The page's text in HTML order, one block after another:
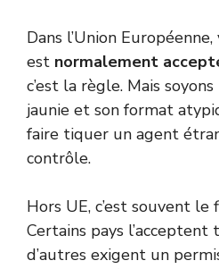
Dans l’Union
est normalement
c’est la règle. Mais
jaunie et son format
faire tiquer un agent
contrôle.
Hors UE, c’est souvent
Certains pays
d’autres exigent un